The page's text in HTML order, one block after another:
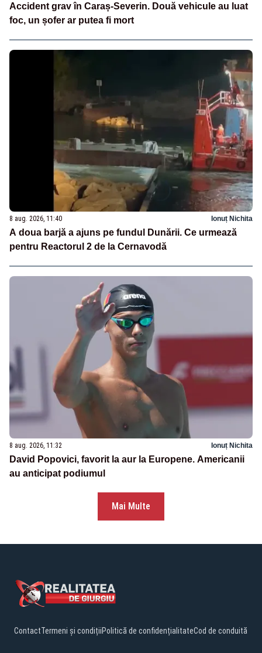
Accident grav în Caraș-Severin. Două vehicule au luat
foc, un șofer ar putea fi mort
8 aug. 2026, 11:40 Ionuț Nichita
A doua barjă a ajuns pe fundul Dunării. Ce urmează
pentru Reactorul 2 de la Cernavodă
8 aug. 2026, 11:32 Ionuț Nichita
David Popovici, favorit la aur la Europene. Americanii
au anticipat podiumul
Mai Multe
ContactTermeni și condițiiPolitică de confidențialitateCod de conduită